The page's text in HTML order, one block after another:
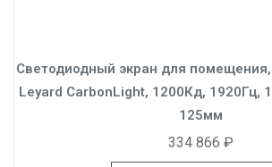
Светодиодный экран для
Leyard CarbonLight, 1200Кд, 1920Гц,
125мм
334 866 ₽